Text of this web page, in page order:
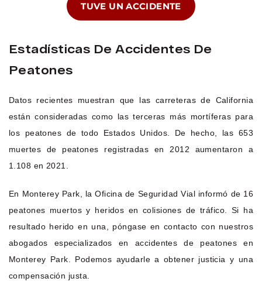
TUVE UN ACCIDENTE
Estadísticas De Accidentes De
Peatones
Datos recientes muestran que las carreteras de California
están consideradas como las terceras más mortíferas para
los peatones de todo Estados Unidos. De hecho, las 653
muertes de peatones registradas en 2012 aumentaron a
1.108 en 2021.
En Monterey Park, la Oficina de Seguridad Vial informó de 16
peatones muertos y heridos en colisiones de tráfico. Si ha
resultado herido en una, póngase en contacto con nuestros
abogados especializados en accidentes de peatones en
Monterey Park. Podemos ayudarle a obtener justicia y una
compensación justa.